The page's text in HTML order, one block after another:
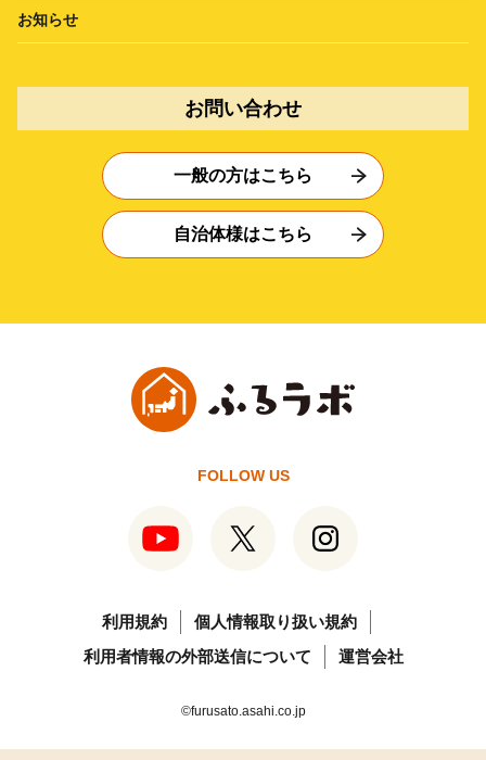
お知らせ
お問い合わせ
一般の方はこちら
自治体様はこちら
FOLLOW US
利用規約
個人情報取り扱い規約
利用者情報の外部送信について
運営会社
©furusato.asahi.co.jp